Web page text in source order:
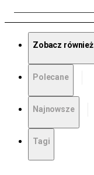
Zobacz również
Polecane
Najnowsze
Tagi